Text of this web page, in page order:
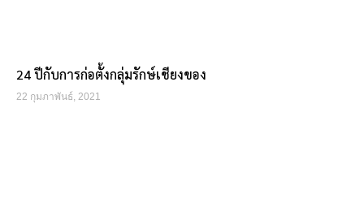
24 ปีกับการก่อตั้งกลุ่มรักษ์เชียงของ
22 กุมภาพันธ์, 2021